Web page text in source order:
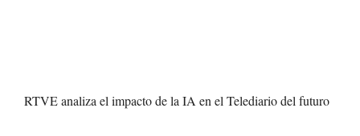
RTVE analiza el impacto de la IA en el Telediario del futuro